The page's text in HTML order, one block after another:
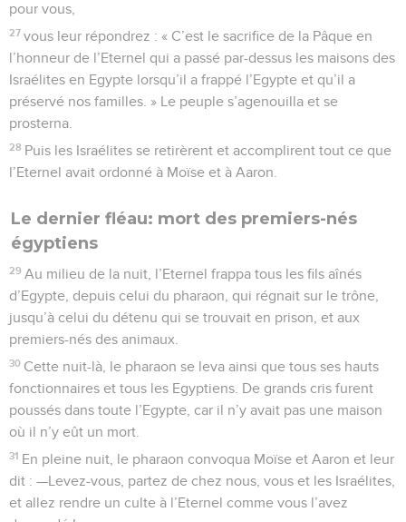
pour vous,
27 vous leur répondrez : « C’est le sacrifice de la Pâque en
l’honneur de l’Eternel qui a passé par-dessus les maisons des
Israélites en Egypte lorsqu’il a frappé l’Egypte et qu’il a
préservé nos familles. » Le peuple s’agenouilla et se
prosterna.
28 Puis les Israélites se retirèrent et accomplirent tout ce que
l’Eternel avait ordonné à Moïse et à Aaron.
Le dernier fléau: mort des premiers-nés
égyptiens
29 Au milieu de la nuit, l’Eternel frappa tous les fils aînés
d’Egypte, depuis celui du pharaon, qui régnait sur le trône,
jusqu’à celui du détenu qui se trouvait en prison, et aux
premiers-nés des animaux.
30 Cette nuit-là, le pharaon se leva ainsi que tous ses hauts
fonctionnaires et tous les Egyptiens. De grands cris furent
poussés dans toute l’Egypte, car il n’y avait pas une maison
où il n’y eût un mort.
31 En pleine nuit, le pharaon convoqua Moïse et Aaron et leur
dit : —Levez-vous, partez de chez nous, vous et les Israélites,
et allez rendre un culte à l’Eternel comme vous l’avez